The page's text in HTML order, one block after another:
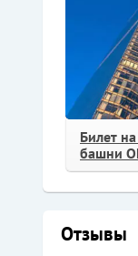
Билет
башни
Отзывы